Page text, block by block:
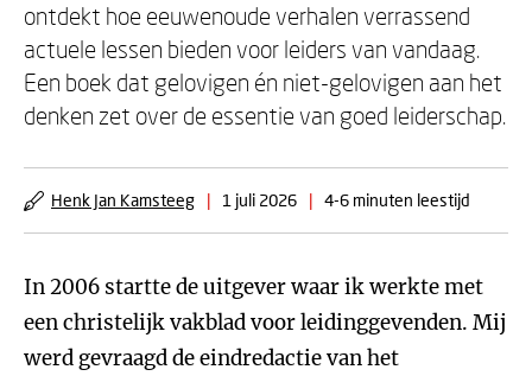
ontdekt hoe eeuwenoude verhalen verrassend
actuele lessen bieden voor leiders van vandaag.
Een boek dat gelovigen én niet-gelovigen aan het
denken zet over de essentie van goed leiderschap.
Henk Jan Kamsteeg | 1 juli 2026 | 4-6 minuten leestijd
In 2006 startte de uitgever waar ik werkte met
een christelijk vakblad voor leidinggevenden. Mij
werd gevraagd de eindredactie van het